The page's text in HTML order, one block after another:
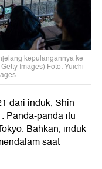
kepulangannya ke
Images) Foto: Yuichi
dari induk, Shin
Panda-panda itu
Bahkan, induk
saat